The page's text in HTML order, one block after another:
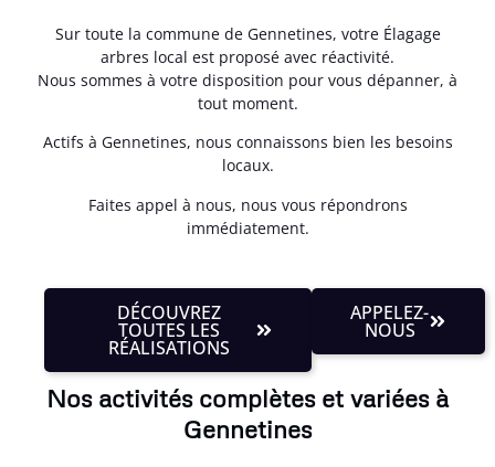
Sur toute la commune de Gennetines, votre Élagage
arbres local est proposé avec réactivité.
Nous sommes à votre disposition pour vous dépanner, à
tout moment.
Actifs à Gennetines, nous connaissons bien les besoins
locaux.
Faites appel à nous, nous vous répondrons
immédiatement.
DÉCOUVREZ
TOUTES LES
RÉALISATIONS
APPELEZ-
NOUS
Nos activités complètes et variées à
Gennetines